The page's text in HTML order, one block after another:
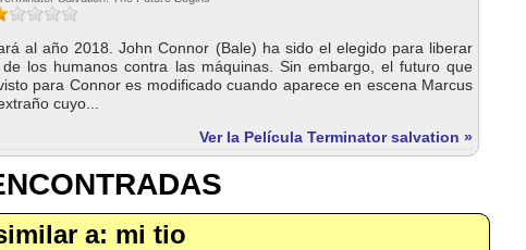
al año 2018. John Connor (Bale) ha sido el elegido para liberar
los humanos contra las máquinas. Sin embargo, el futuro que
para Connor es modificado cuando aparece en escena Marcus
cuyo...
Ver la Película Terminator salvation »
a: mi tio